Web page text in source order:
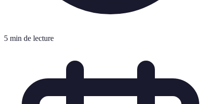
5 min de lecture